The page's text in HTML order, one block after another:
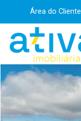
Área do Cliente